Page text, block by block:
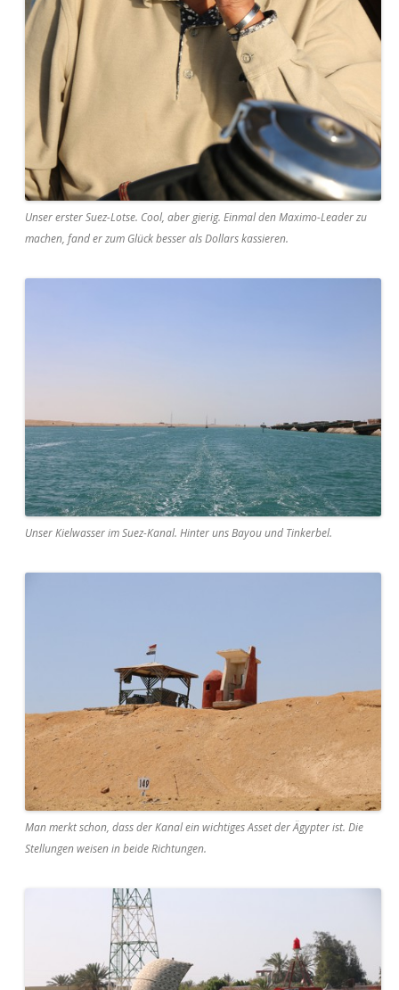
Unser erster Suez-Lotse. Cool, aber gierig. Einmal den Maximo-Leader zu
machen, fand er zum Glück besser als Dollars kassieren.
Unser Kielwasser im Suez-Kanal. Hinter uns Bayou und Tinkerbel.
Man merkt schon, dass der Kanal ein wichtiges Asset der Ägypter ist. Die
Stellungen weisen in beide Richtungen.